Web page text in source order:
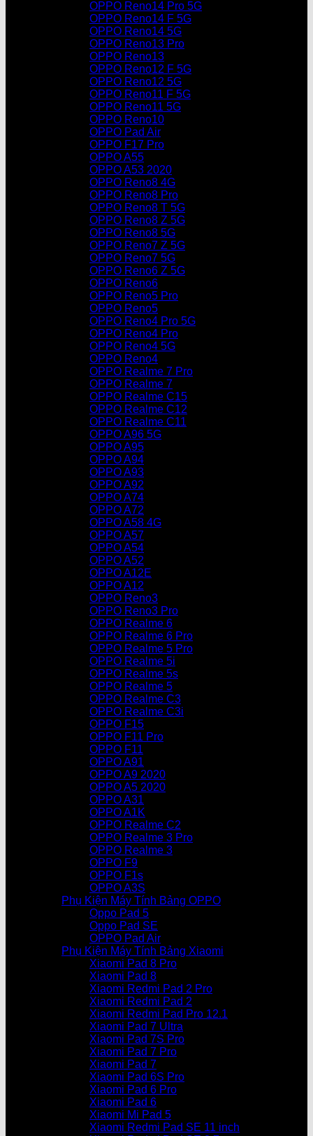
OPPO Reno14 Pro 5G
OPPO Reno14 F 5G
OPPO Reno14 5G
OPPO Reno13 Pro
OPPO Reno13
OPPO Reno12 F 5G
OPPO Reno12 5G
OPPO Reno11 F 5G
OPPO Reno11 5G
OPPO Reno10
OPPO Pad Air
OPPO F17 Pro
OPPO A55
OPPO A53 2020
OPPO Reno8 4G
OPPO Reno8 Pro
OPPO Reno8 T 5G
OPPO Reno8 Z 5G
OPPO Reno8 5G
OPPO Reno7 Z 5G
OPPO Reno7 5G
OPPO Reno6 Z 5G
OPPO Reno6
OPPO Reno5 Pro
OPPO Reno5
OPPO Reno4 Pro 5G
OPPO Reno4 Pro
OPPO Reno4 5G
OPPO Reno4
OPPO Realme 7 Pro
OPPO Realme 7
OPPO Realme C15
OPPO Realme C12
OPPO Realme C11
OPPO A96 5G
OPPO A95
OPPO A94
OPPO A93
OPPO A92
OPPO A74
OPPO A72
OPPO A58 4G
OPPO A57
OPPO A54
OPPO A52
OPPO A12E
OPPO A12
OPPO Reno3
OPPO Reno3 Pro
OPPO Realme 6
OPPO Realme 6 Pro
OPPO Realme 5 Pro
OPPO Realme 5i
OPPO Realme 5s
OPPO Realme 5
OPPO Realme C3
OPPO Realme C3i
OPPO F15
OPPO F11 Pro
OPPO F11
OPPO A91
OPPO A9 2020
OPPO A5 2020
OPPO A31
OPPO A1K
OPPO Realme C2
OPPO Realme 3 Pro
OPPO Realme 3
OPPO F9
OPPO F1s
OPPO A3S
Phụ Kiện Máy Tính Bảng OPPO
Oppo Pad 5
Oppo Pad SE
OPPO Pad Air
Phụ Kiện Máy Tính Bảng Xiaomi
Xiaomi Pad 8 Pro
Xiaomi Pad 8
Xiaomi Redmi Pad 2 Pro
Xiaomi Redmi Pad 2
Xiaomi Redmi Pad Pro 12.1
Xiaomi Pad 7 Ultra
Xiaomi Pad 7S Pro
Xiaomi Pad 7 Pro
Xiaomi Pad 7
Xiaomi Pad 6S Pro
Xiaomi Pad 6 Pro
Xiaomi Pad 6
Xiaomi Mi Pad 5
Xiaomi Redmi Pad SE 11 inch